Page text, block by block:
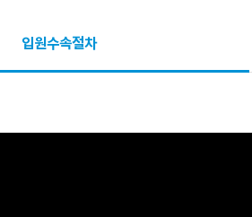
입원수속절차